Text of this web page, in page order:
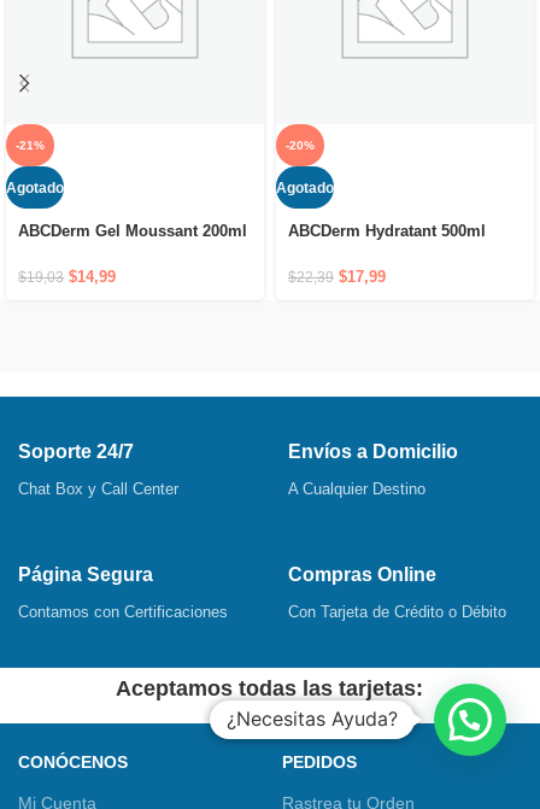
-21%
Agotado
ABCDerm Gel Moussant 200ml
jabón que respeta la piel de
$19,03 $14,99
-20%
Agotado
ABCDerm Hydratant 500ml
$22,39 $17,99
Soporte 24/7
Chat Box y Call Center
Envíos a Domicilio
A Cualquier Destino
Página Segura
Contamos con Certificaciones
Compras Online
Con Tarjeta de Crédito o Débito
Aceptamos todas las tarjetas:
CONÓCENOS
Mi Cuenta
PEDIDOS
Rastrea tu Orden
¿Necesitas Ayuda?